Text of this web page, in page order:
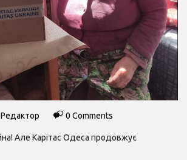
Редактор 0 Comments
Але Карітас Одеса продовжує